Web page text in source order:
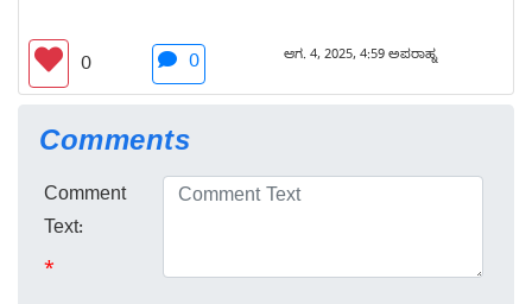
0 0 ಆಗ. 4, 2025, 4:59 ಅಪರಾಹ್ನ
Comments
Comment
Text:
*